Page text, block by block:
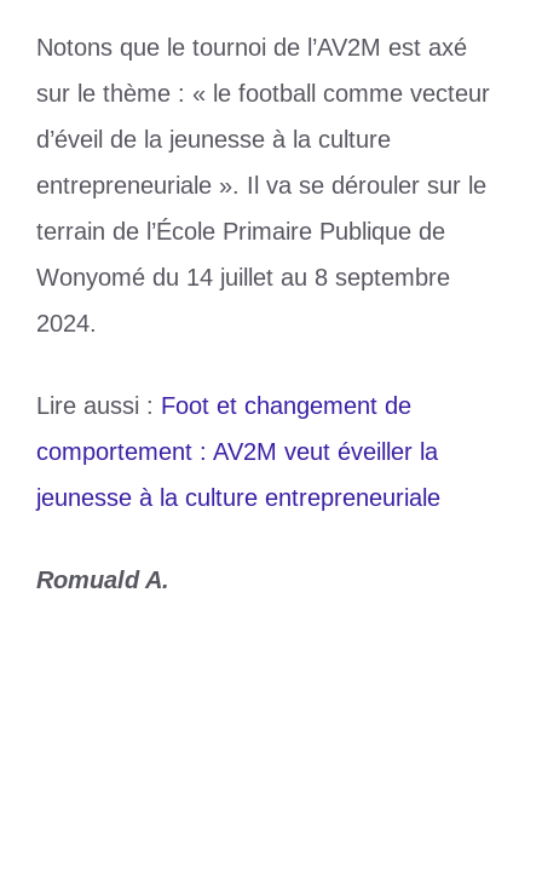
Notons que le tournoi de l’AV2M est axé
sur le thème : « le football comme vecteur
d’éveil de la jeunesse à la culture
entrepreneuriale ». Il va se dérouler sur le
terrain de l’École Primaire Publique de
Wonyomé du 14 juillet au 8 septembre
2024.
Lire aussi : Foot et changement de
comportement : AV2M veut éveiller la
jeunesse à la culture entrepreneuriale
Romuald A.